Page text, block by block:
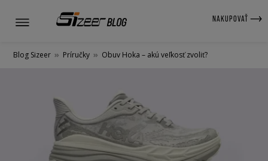
NAKUPOVAŤ
Blog Sizeer » Príručky » Obuv Hoka – akú veľkosť zvoliť?